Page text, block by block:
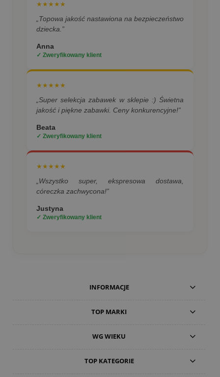
★★★★★
„Topowa jakość nastawiona na bezpieczeństwo
dziecka.”
Anna
✓ Zweryfikowany klient
★★★★★
„Super selekcja zabawek w sklepie :) Świetna
jakość i piękne zabawki. Ceny konkurencyjne!”
Beata
✓ Zweryfikowany klient
★★★★★
„Wszystko super, ekspresowa dostawa,
córeczka zachwycona!”
Justyna
✓ Zweryfikowany klient
INFORMACJE
TOP MARKI
WG WIEKU
TOP KATEGORIE